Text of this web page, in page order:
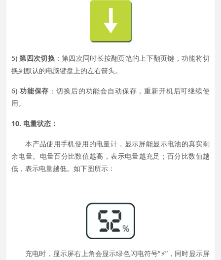
5)第四次切换：第四次同时长按翻页笔的上下翻页键，功能将切
换到默认的电脑键盘上的左右箭头。
6) 功能保存 ：切换后的功能会自动保存，重新开机后可继续使
用。
10. 电量状态：
本产品使用手机使用的电量计，显示屏能显示电池的真实剩
余电量。电量百分比数值越高，表示电量越充足；百分比数值越
低，表示电量越低。如下图所示：
充电时，显示屏右上角会显示绿色闪电符号“⚡”，同时显示屏